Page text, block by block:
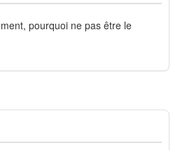
pourquoi ne pas être le